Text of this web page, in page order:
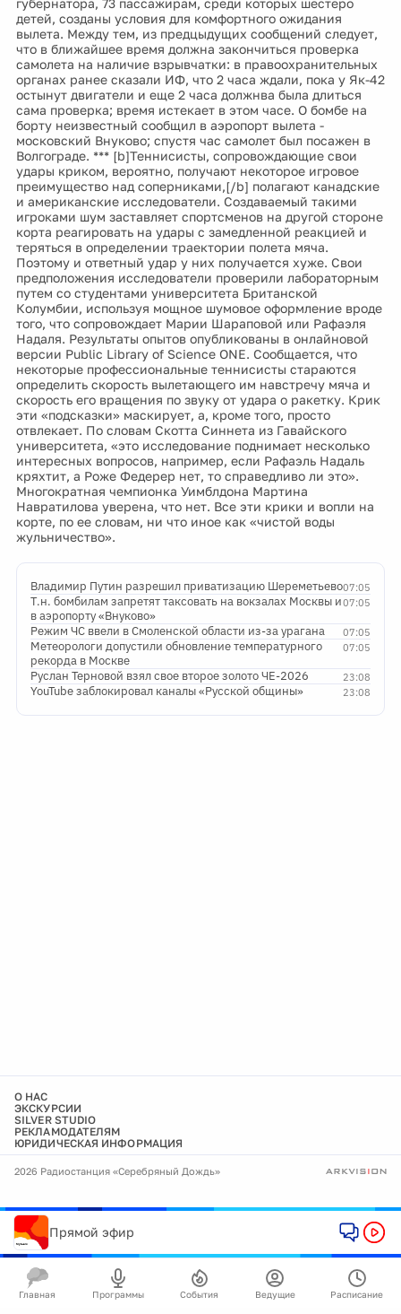
губернатора, 73 пассажирам, среди которых шестеро
детей, созданы условия для комфортного ожидания
вылета. Между тем, из предцыдущих сообщений следует,
что в ближайшее время должна закончиться проверка
самолета на наличие взрывчатки: в правоохранительных
органах ранее сказали ИФ, что 2 часа ждали, пока у Як-42
остынут двигатели и еще 2 часа должнва была длиться
сама проверка; время истекает в этом часе. О бомбе на
борту неизвестный сообщил в аэропорт вылета -
московский Внуково; спустя час самолет был посажен в
Волгограде. *** [b]Теннисисты, сопровождающие свои
удары криком, вероятно, получают некоторое игровое
преимущество над соперниками,[/b] полагают канадские
и американские исследователи. Создаваемый такими
игроками шум заставляет спортсменов на другой стороне
корта реагировать на удары с замедленной реакцией и
теряться в определении траектории полета мяча.
Поэтому и ответный удар у них получается хуже. Свои
предположения исследователи проверили лабораторным
путем со студентами университета Британской
Колумбии, используя мощное шумовое оформление вроде
того, что сопровождает Марии Шараповой или Рафаэля
Надаля. Результаты опытов опубликованы в онлайновой
версии Public Library of Science ONE. Сообщается, что
некоторые профессиональные теннисисты стараются
определить скорость вылетающего им навстречу мяча и
скорость его вращения по звуку от удара о ракетку. Крик
эти «подсказки» маскирует, а, кроме того, просто
отвлекает. По словам Скотта Синнета из Гавайского
университета, «это исследование поднимает несколько
интересных вопросов, например, если Рафаэль Надаль
кряхтит, а Роже Федерер нет, то справедливо ли это».
Многократная чемпионка Уимблдона Мартина
Навратилова уверена, что нет. Все эти крики и вопли на
корте, по ее словам, ни что иное как «чистой воды
жульничество».
07:05
Владимир Путин разрешил приватизацию Шереметьево
07:05
Т.н. бомбилам запретят таксовать на вокзалах Москвы и
в аэропорту «Внуково»
07:05
Режим ЧС ввели в Смоленской области из-за урагана
07:05
Метеорологи допустили обновление температурного
рекорда в Москве
23:08
Руслан Терновой взял свое второе золото ЧЕ-2026
23:08
YouTube заблокировал каналы «Русской общины»
О НАС
ЭКСКУРСИИ
SILVER STUDIO
РЕКЛАМОДАТЕЛЯМ
ЮРИДИЧЕСКАЯ ИНФОРМАЦИЯ
2026 Радиостанция «Серебряный Дождь»
Прямой эфир
Главная Программы События Ведущие Расписание